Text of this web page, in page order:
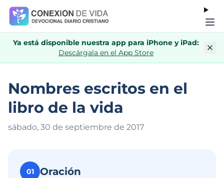
Ya está disponible nuestra app para iPhone y iPad:
Descárgala en el App Store
Nombres escritos en el
libro de la vida
sábado, 30 de septiembre de 2017
01 Oración